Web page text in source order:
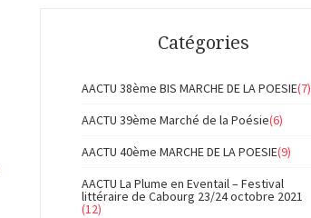
Catégories
AACTU 38ème BIS MARCHE DE LA POESIE(7)
AACTU 39ème Marché de la Poésie(6)
AACTU 40ème MARCHE DE LA POESIE(9)
AACTU La Plume en Eventail – Festival
littéraire de Cabourg 23/24 octobre 2021
(12)